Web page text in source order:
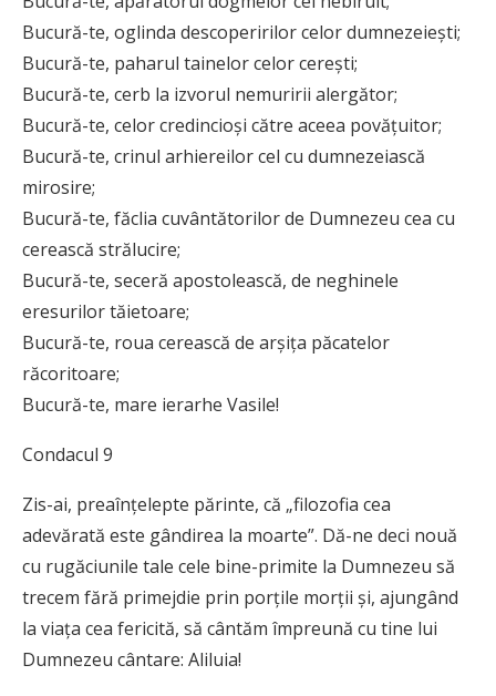
Bucură-te, oglinda descoperirilor celor dumnezeieşti;
Bucură-te, paharul tainelor celor cereşti;
Bucură-te, cerb la izvorul nemuririi alergător;
Bucură-te, celor credincioşi către aceea povăţuitor;
Bucură-te, crinul arhiereilor cel cu dumnezeiască
mirosire;
Bucură-te, făclia cuvântătorilor de Dumnezeu cea cu
cerească strălucire;
Bucură-te, seceră apostolească, de neghinele
eresurilor tăietoare;
Bucură-te, roua cerească de arşiţa păcatelor
răcoritoare;
Bucură-te, mare ierarhe Vasile!
Condacul 9
Zis-ai, preaînţelepte părinte, că „filozofia cea
adevărată este gândirea la moarte”. Dă-ne deci nouă
cu rugăciunile tale cele bine-primite la Dumnezeu să
trecem fără primejdie prin porţile morţii şi, ajungând
la viaţa cea fericită, să cântăm împreună cu tine lui
Dumnezeu cântare: Aliluia!